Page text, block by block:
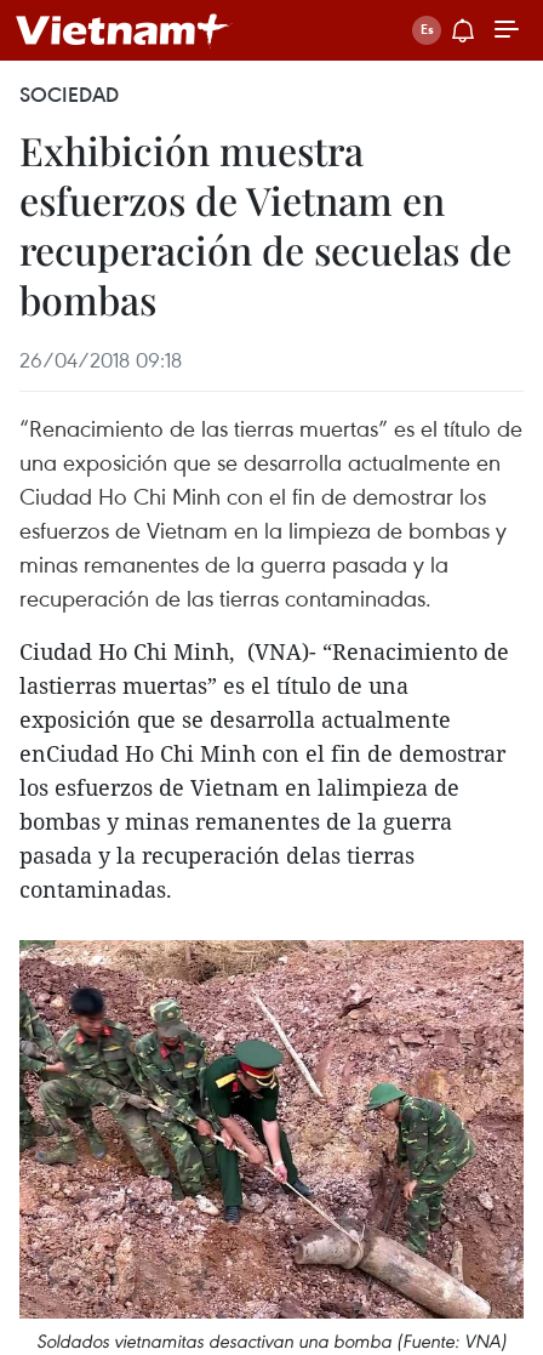
SOCIEDAD
Exhibición muestra
esfuerzos de Vietnam en
recuperación de secuelas de
bombas
26/04/2018 09:18
“Renacimiento de las tierras muertas” es el título de
una exposición que se desarrolla actualmente en
Ciudad Ho Chi Minh con el fin de demostrar los
esfuerzos de Vietnam en la limpieza de bombas y
minas remanentes de la guerra pasada y la
recuperación de las tierras contaminadas.
Ciudad Ho Chi Minh, (VNA)- “Renacimiento de
lastierras muertas” es el título de una
exposición que se desarrolla actualmente
enCiudad Ho Chi Minh con el fin de demostrar
los esfuerzos de Vietnam en lalimpieza de
bombas y minas remanentes de la guerra
pasada y la recuperación delas tierras
contaminadas.
Soldados vietnamitas desactivan una bomba (Fuente: VNA)